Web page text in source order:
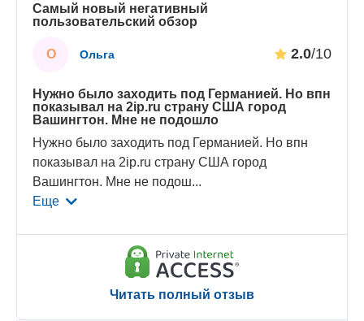
Самый новый негативный
пользовательский обзор
О Ольга 2.0/10
Нужно было заходить под Германией. Но впн
показывал на 2ip.ru страну США город
Вашингтон. Мне не подошло
Нужно было заходить под Германией. Но впн
показывал на 2ip.ru страну США город
Вашингтон. Мне не подош...
Еще
Читать полный отзыв